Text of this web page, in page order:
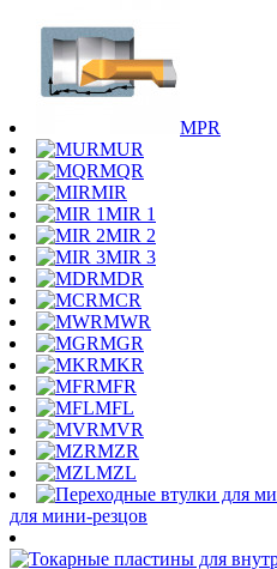
MPR
MUR
MQR
MIR
MIR 1
MIR 2
MIR 3
MDR
MCR
MWR
MGR
MKR
MFR
MFL
MVR
MZR
MZL
для мини-резцов